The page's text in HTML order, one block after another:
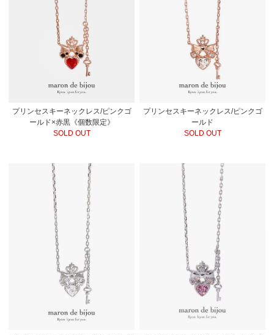
プリンセスキーネックレス/ピンクゴ
ールド×赤黒《個数限定》
SOLD OUT
プリンセスキーネックレス/ピンクゴ
ールド
SOLD OUT